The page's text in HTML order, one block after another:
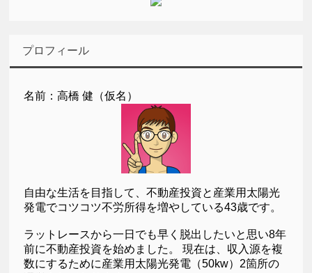
プロフィール
名前：高橋 健（仮名）
自由な生活を目指して、不動産投資と産業用太陽光
発電でコツコツ不労所得を増やしている43歳です。
ラットレースから一日でも早く脱出したいと思い8年
前に不動産投資を始めました。 現在は、収入源を複
数にするために産業用太陽光発電（50kw）2箇所の